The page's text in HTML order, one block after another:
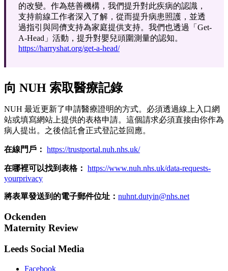
的改變。作為慈善機構，我們提升對此疾病的認識，
支持前線工作者深入了解，從而提升病患照護，並透
過指引與同儕支持為家庭提供支持。我們也透過「Get-
A-Head」活動，提升對嬰兒頭圍測量的認知。
https://harryshat.org/get-a-head/
向 NUH 索取醫療記錄
NUH 最近更新了申請醫療證明的方式。必須透過線上入口網
站或填寫網站上提供的表格申請。這個請求必須直接由你作為
病人提出。之後信託會正式登記並回應。
在線門戶： https://trustportal.nuh.nhs.uk/
在哪裡可以找到表格： https://www.nuh.nhs.uk/data-requests-
yourprivacy
將表單發送到的電子郵件位址： nuhnt.dutyin@nhs.net
Ockenden
Maternity Review
Leeds Social Media
Facebook